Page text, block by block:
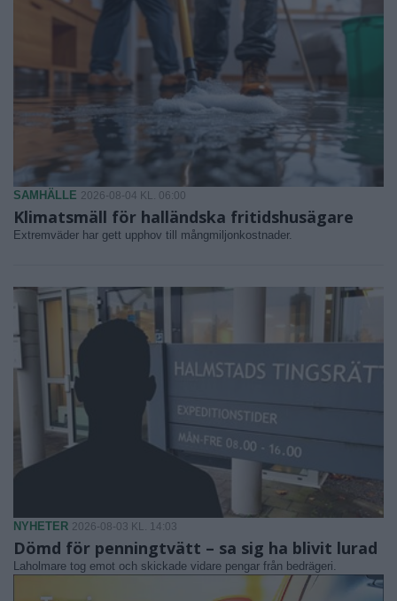
SAMHÄLLE 2026-08-04 KL. 06:00
Klimatsmäll för halländska fritidshusägare
Extremväder har gett upphov till mångmiljonkostnader.
NYHETER 2026-08-03 KL. 14:03
Dömd för penningtvätt – sa sig ha blivit lurad
Laholmare tog emot och skickade vidare pengar från bedrägeri.